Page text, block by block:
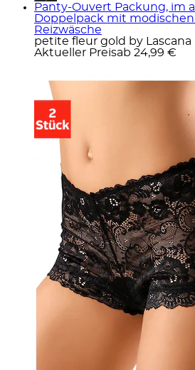
Panty-Ouvert Packung, im
Doppelpack mit
Reizwäsche
petite fleur gold by Lascana
Aktueller Preisab 24,99 €